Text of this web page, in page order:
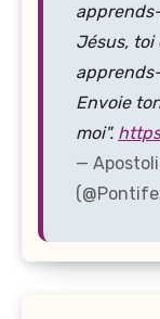
Jésus, toi
Envoie
moi".
—